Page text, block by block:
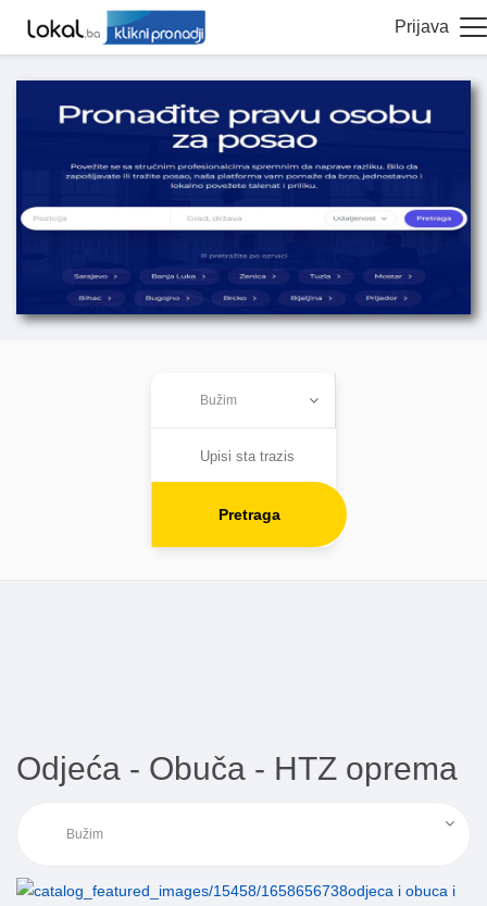
Prijava
Pretraga
Odjeća - Obuča - HTZ oprema